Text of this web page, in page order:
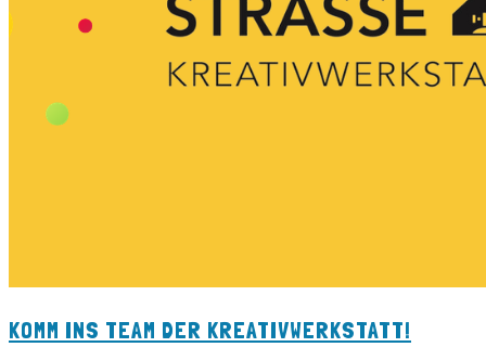
KOMM INS TEAM DER KREATIVWERKSTATT!